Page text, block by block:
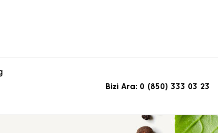
Bizi Ara: 0 (850) 333 03 23